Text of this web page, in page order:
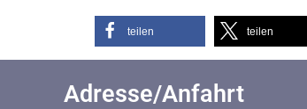
teilen teilen
Adresse/Anfahrt